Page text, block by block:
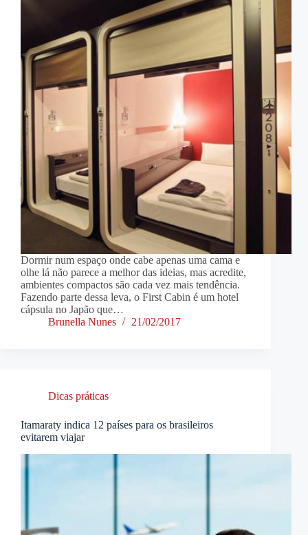
Dormir num espaço onde cabe apenas uma cama e
olhe lá não parece a melhor das ideias, mas acredite,
ambientes compactos são cada vez mais tendência.
Fazendo parte dessa leva, o First Cabin é um hotel
cápsula no Japão que…
Brunella Nunes
21/02/2017
Dicas práticas
Itamaraty indica 12 países para os brasileiros
evitarem viajar